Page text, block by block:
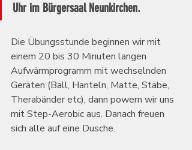
Uhr im Bürgersaal Neunkirchen.
Die Übungsstunde beginnen wir mit
einem 20 bis 30 Minuten langen
Aufwärmprogramm mit wechselnden
Geräten (Ball, Hanteln, Matte, Stäbe,
Therabänder etc), dann powern wir uns
mit Step-Aerobic aus. Danach freuen
sich alle auf eine Dusche.